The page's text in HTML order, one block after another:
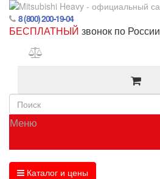
8 (800) 200-19-04
БЕСПЛАТНЫЙ звонок по России
Меню
Каталог и цены